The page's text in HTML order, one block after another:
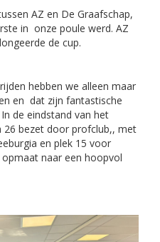
AZ en De Graafschap,
in onze poule werd. AZ
de cup.
hebben we alleen maar
en dat zijn fantastische
de eindstand van het
bezet door profclub,, met
en plek 15 voor
opmaat naar een hoopvol